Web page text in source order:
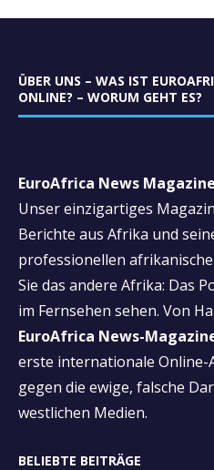
ÜBER UNS – WAS IST
ONLINE? – WORUM GEHT ES?
EuroAfrica News
Unser einzigartiges
Berichte aus Afrika und
professionellen
Sie das andere Afrika: Das
im Fernsehen sehen. Von
EuroAfrica News-
erste internationale Online-
gegen die ewige, falsche
westlichen Medien.
BELIEBTE BEITRÄGE